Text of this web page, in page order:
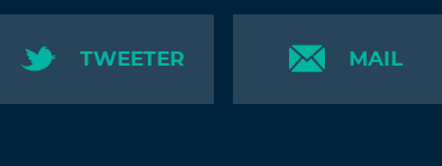
TWEETER MAIL